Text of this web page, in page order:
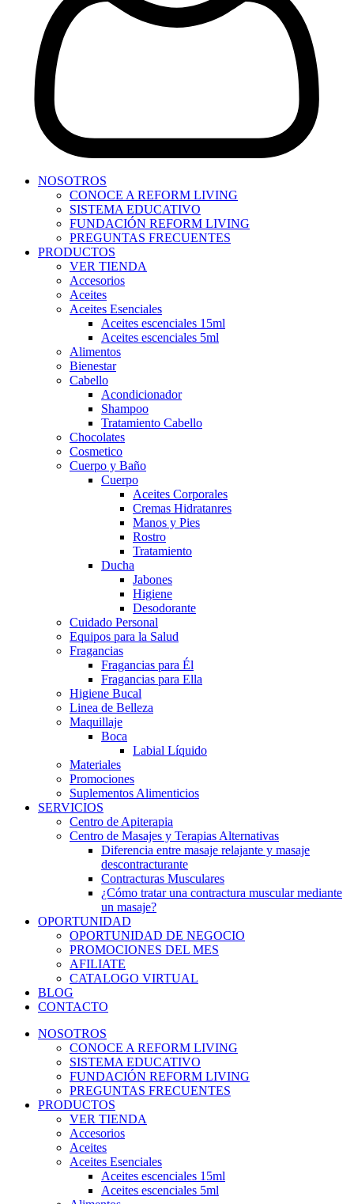
NOSOTROS
CONOCE A REFORM LIVING
SISTEMA EDUCATIVO
FUNDACIÓN REFORM LIVING
PREGUNTAS FRECUENTES
PRODUCTOS
VER TIENDA
Accesorios
Aceites
Aceites Esenciales
Aceites escenciales 15ml
Aceites escenciales 5ml
Alimentos
Bienestar
Cabello
Acondicionador
Shampoo
Tratamiento Cabello
Chocolates
Cosmetico
Cuerpo y Baño
Cuerpo
Aceites Corporales
Cremas Hidratanres
Manos y Pies
Rostro
Tratamiento
Ducha
Jabones
Higiene
Desodorante
Cuidado Personal
Equipos para la Salud
Fragancias
Fragancias para Él
Fragancias para Ella
Higiene Bucal
Linea de Belleza
Maquillaje
Boca
Labial Líquido
Materiales
Promociones
Suplementos Alimenticios
SERVICIOS
Centro de Apiterapia
Centro de Masajes y Terapias Alternativas
Diferencia entre masaje relajante y masaje
descontracturante
Contracturas Musculares
¿Cómo tratar una contractura muscular mediante
un masaje?
OPORTUNIDAD
OPORTUNIDAD DE NEGOCIO
PROMOCIONES DEL MES
AFILIATE
CATALOGO VIRTUAL
BLOG
CONTACTO
NOSOTROS
CONOCE A REFORM LIVING
SISTEMA EDUCATIVO
FUNDACIÓN REFORM LIVING
PREGUNTAS FRECUENTES
PRODUCTOS
VER TIENDA
Accesorios
Aceites
Aceites Esenciales
Aceites escenciales 15ml
Aceites escenciales 5ml